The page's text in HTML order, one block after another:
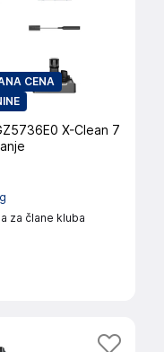
CENA
X-Clean 7
za člane kluba